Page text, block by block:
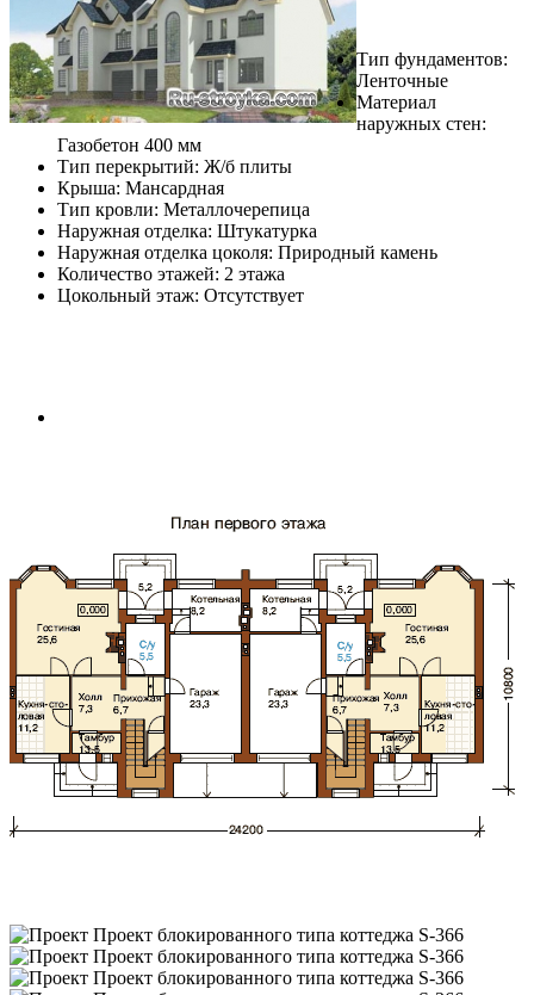
Тип фундаментов:
Ленточные
Материал
наружных стен:
Газобетон 400 мм
Тип перекрытий: Ж/б плиты
Крыша: Мансардная
Тип кровли: Металлочерепица
Наружная отделка: Штукатурка
Наружная отделка цоколя: Природный камень
Количество этажей: 2 этажа
Цокольный этаж: Отсутствует